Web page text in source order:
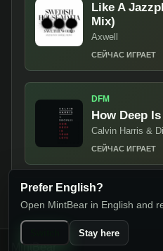
Like A
Mix)
Axwell
СЕЙЧАС ИГРАЕТ
DFM
How Deep
Calvin Harris &
СЕЙЧАС ИГРАЕТ
MintBear
Prefer English?
Open MintBear in English and
Stay here